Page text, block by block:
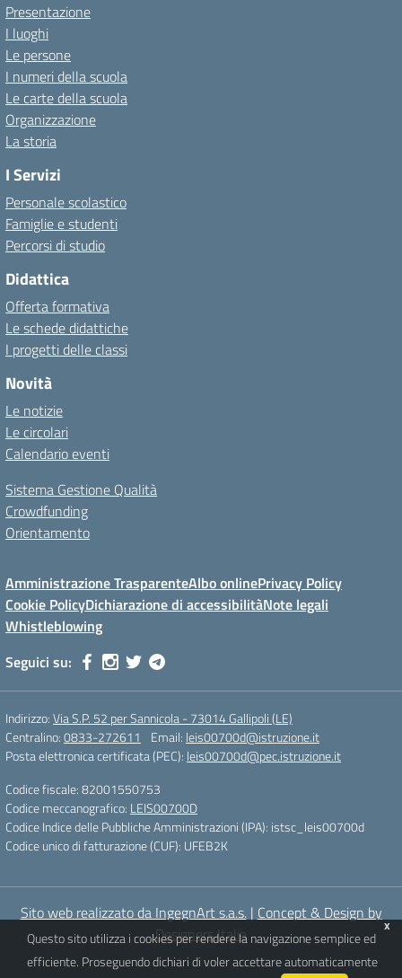
Presentazione
I luoghi
Le persone
I numeri della scuola
Le carte della scuola
Organizzazione
La storia
I Servizi
Personale scolastico
Famiglie e studenti
Percorsi di studio
Didattica
Offerta formativa
Le schede didattiche
I progetti delle classi
Novità
Le notizie
Le circolari
Calendario eventi
Sistema Gestione Qualità
Crowdfunding
Orientamento
Amministrazione TrasparenteAlbo onlinePrivacy Policy
Cookie PolicyDichiarazione di accessibilitàNote legali
Whistleblowing
Seguici su:
Indirizzo:Via S.P. 52 per Sannicola - 73014 Gallipoli (LE)
Centralino:0833-272611 Email: leis00700d@istruzione.it
Posta elettronica certificata (PEC): leis00700d@pec.istruzione.it
Codice fiscale: 82001550753
Codice meccanografico: LEIS00700D
Codice Indice delle Pubbliche Amministrazioni (IPA): istsc_leis00700d
Codice unico di fatturazione (CUF): UFEB2K
Sito web realizzato da IngegnArt s.a.s.| Concept & Design by
Designers Italia
x
Questo sito utilizza i cookies per rendere la navigazione semplice ed
efficiente. Proseguendo dichiari di voler accettare automaticamente